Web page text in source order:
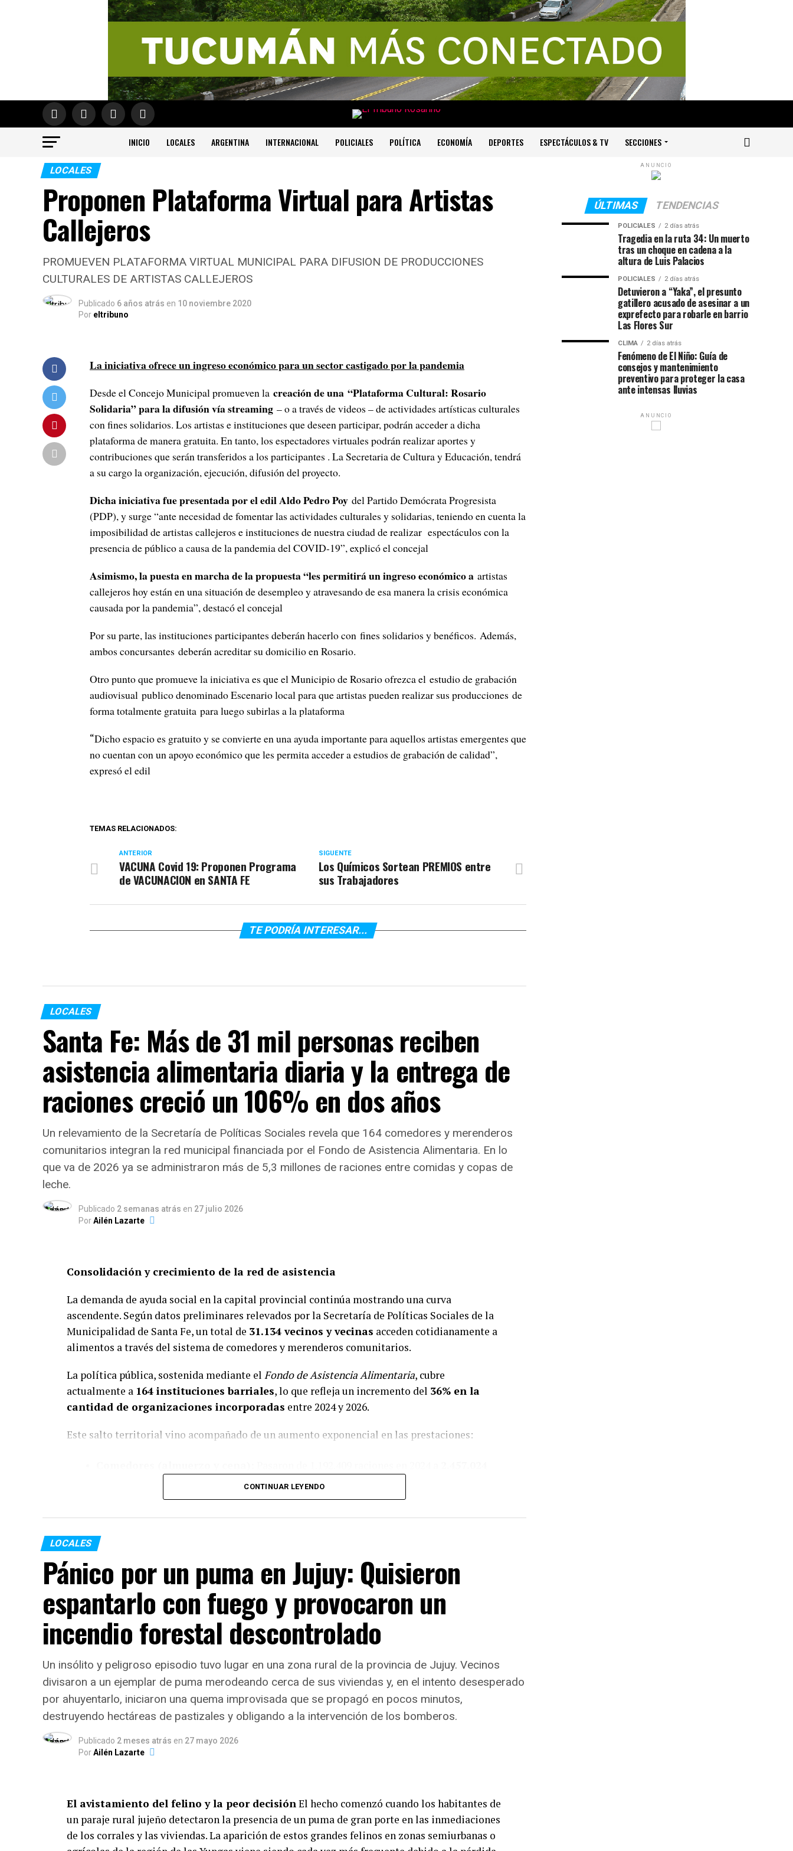
INICIO LOCALES ARGENTINA INTERNACIONAL POLICIALES POLÍTICA ECONOMÍA DEPORTES ESPECTÁCULOS & TV SECCIONES
LOCALES
Proponen Plataforma Virtual para Artistas
Callejeros
PROMUEVEN PLATAFORMA VIRTUAL MUNICIPAL PARA DIFUSION DE PRODUCCIONES
CULTURALES DE ARTISTAS CALLEJEROS
Publicado 6 años atrás en 10 noviembre 2020
Por eltribuno
La iniciativa ofrece un ingreso económico para un sector castigado por la pandemia
Desde el Concejo Municipal promueven la creación de una “Plataforma Cultural: Rosario
Solidaria” para la difusión vía streaming – o a través de videos – de actividades artísticas culturales
con fines solidarios. Los artistas e instituciones que deseen participar, podrán acceder a dicha
plataforma de manera gratuita. En tanto, los espectadores virtuales podrán realizar aportes y
contribuciones que serán transferidos a los participantes . La Secretaria de Cultura y Educación, tendrá
a su cargo la organización, ejecución, difusión del proyecto.
Dicha iniciativa fue presentada por el edil Aldo Pedro Poy del Partido Demócrata Progresista
(PDP), y surge “ante necesidad de fomentar las actividades culturales y solidarias, teniendo en cuenta la
imposibilidad de artistas callejeros e instituciones de nuestra ciudad de realizar espectáculos con la
presencia de público a causa de la pandemia del COVID-19”, explicó el concejal
Asimismo, la puesta en marcha de la propuesta “les permitirá un ingreso económico a artistas
callejeros hoy están en una situación de desempleo y atravesando de esa manera la crisis económica
causada por la pandemia”, destacó el concejal
Por su parte, las instituciones participantes deberán hacerlo con fines solidarios y benéficos. Además,
ambos concursantes deberán acreditar su domicilio en Rosario.
Otro punto que promueve la iniciativa es que el Municipio de Rosario ofrezca el estudio de grabación
audiovisual publico denominado Escenario local para que artistas pueden realizar sus producciones de
forma totalmente gratuita para luego subirlas a la plataforma
“Dicho espacio es gratuito y se convierte en una ayuda importante para aquellos artistas emergentes que
no cuentan con un apoyo económico que les permita acceder a estudios de grabación de calidad”,
expresó el edil
TEMAS RELACIONADOS:
SIGUENTE
Los Químicos Sortean PREMIOS entre
sus Trabajadores
ANTERIOR
VACUNA Covid 19: Proponen Programa
de VACUNACION en SANTA FE
TE PODRÍA INTERESAR...
LOCALES
Santa Fe: Más de 31 mil personas reciben
asistencia alimentaria diaria y la entrega de
raciones creció un 106% en dos años
Un relevamiento de la Secretaría de Políticas Sociales revela que 164 comedores y merenderos
comunitarios integran la red municipal financiada por el Fondo de Asistencia Alimentaria. En lo
que va de 2026 ya se administraron más de 5,3 millones de raciones entre comidas y copas de
leche.
Publicado 2 semanas atrás en 27 julio 2026
PorAilén Lazarte
Consolidación y crecimiento de la red de asistencia
La demanda de ayuda social en la capital provincial continúa mostrando una curva
ascendente. Según datos preliminares relevados por la Secretaría de Políticas Sociales de la
Municipalidad de Santa Fe, un total de 31.134 vecinos y vecinas acceden cotidianamente a
alimentos a través del sistema de comedores y merenderos comunitarios.
La política pública, sostenida mediante el Fondo de Asistencia Alimentaria, cubre
actualmente a 164 instituciones barriales, lo que refleja un incremento del 36% en la
cantidad de organizaciones incorporadas entre 2024 y 2026.
Este salto territorial vino acompañado de un aumento exponencial en las prestaciones:
, lo que representa un incremento del106%
Copas de leche (desayuno y merienda):Crecieron de 1.445.270 raciones a
En conjunto, las entidades administraron 5.340.528 raciones alimentarias en lo que va
del año, garantizando el derecho básico a la alimentación de niños, niñas, adolescentes y
adultos de sectores vulnerables.
Dinámica del servicio: Modalidades y horarios de mayor demanda
instituciones entrega viandas para llevar, el13,2% sostiene la atención presencial
en salón y el3,7% distribuye módulos alimentarios.
Respecto a la distribución horaria de las raciones, la mayor demanda se concentra durante el
Meriendas:
Almuerzos:18,4%.
CONTINUAR LEYENDO
LOCALES
Pánico por un puma en Jujuy: Quisieron
espantarlo con fuego y provocaron un
incendio forestal descontrolado
Un insólito y peligroso episodio tuvo lugar en una zona rural de la provincia de Jujuy. Vecinos
divisaron a un ejemplar de puma merodeando cerca de sus viviendas y, en el intento desesperado
por ahuyentarlo, iniciaron una quema improvisada que se propagó en pocos minutos,
destruyendo hectáreas de pastizales y obligando a la intervención de los bomberos.
Publicado 2 meses atrás en 27 mayo 2026
PorAilén Lazarte
El avistamiento del felino y la peor decisiónEl hecho comenzó cuando los habitantes de
un paraje rural jujeño detectaron la presencia de un puma de gran porte en las inmediaciones
de los corrales y las viviendas. La aparición de estos grandes felinos en zonas semiurbanas o
ANUNCIO
ÚLTIMAS TENDENCIAS
POLICIALES 2 días atrás
Tragedia en la ruta 34: Un muerto
tras un choque en cadena a la
altura de Luis Palacios
POLICIALES 2 días atrás
Detuvieron a “Yaka”, el presunto
gatillero acusado de asesinar a un
exprefecto para robarle en barrio
Las Flores Sur
CLIMA 2 días atrás
Fenómeno de El Niño: Guía de
consejos y mantenimiento
preventivo para proteger la casa
ante intensas lluvias
ANUNCIO